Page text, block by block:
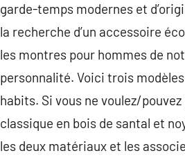
garde-temps modernes et
la recherche d’un accessoire
les montres pour hommes de
personnalité. Voici trois
habits. Si vous ne voulez/
classique en bois de santal et
les deux matériaux et les